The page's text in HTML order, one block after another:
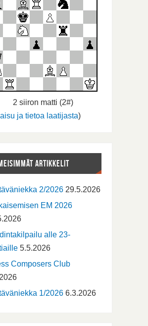
2 siiron matti (2#)
ja tietoa laatijasta)
ARTIKKELIT
2/2026 29.5.2026
EM 2026
alle 23-
5.5.2026
Composers Club
1/2026 6.3.2026